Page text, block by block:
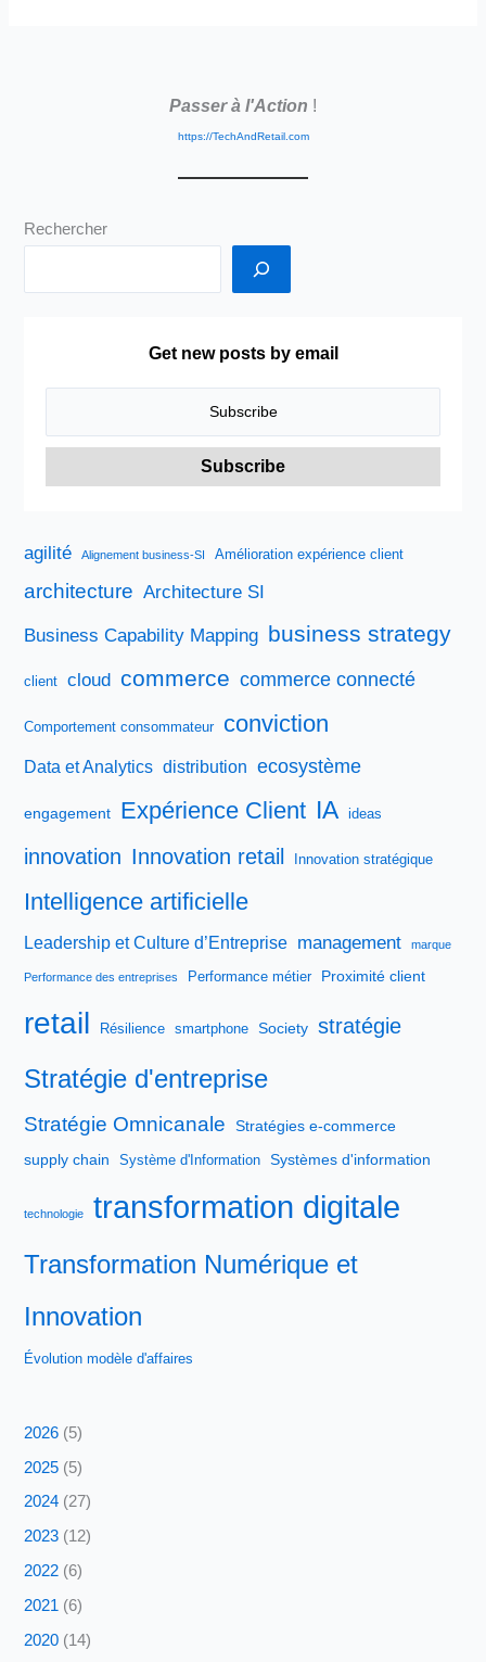
la
Mission
Passer à l'Action !
https://TechAndRetail.com
Rechercher
Get new posts by email
agilité Alignement business-SI Amélioration expérience client
architecture Architecture SI
Business Capability Mapping business strategy
client cloud commerce commerce connecté
Comportement consommateur conviction
Data et Analytics distribution ecosystème
engagement Expérience Client IA ideas
innovation Innovation retail Innovation stratégique
Intelligence artificielle
Leadership et Culture d’Entreprise management marque
Performance des entreprises Performance métier Proximité client
retail Résilience smartphone Society stratégie
Stratégie d'entreprise
Stratégie Omnicanale
Stratégies e-commerce
supply chain
Système d'Information Systèmes d'information
technologie transformation digitale
Transformation Numérique et
Innovation
Évolution modèle d'affaires
2026 (5)
2025 (5)
2024 (27)
2023 (12)
2022 (6)
2021 (6)
2020 (14)